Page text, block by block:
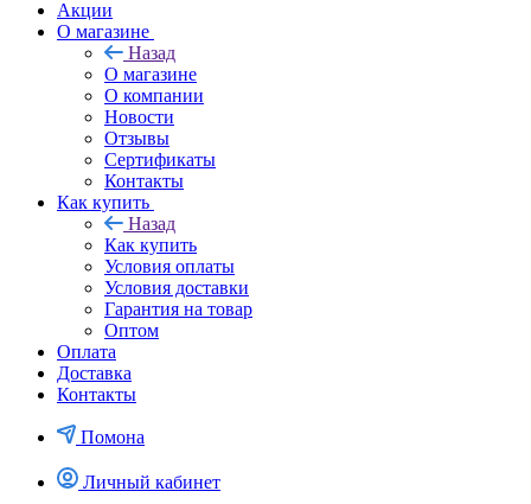
Акции
О магазине
Назад
О магазине
О компании
Новости
Отзывы
Сертификаты
Контакты
Как купить
Назад
Как купить
Условия оплаты
Условия доставки
Гарантия на товар
Оптом
Оплата
Доставка
Контакты
Помона
Личный кабинет